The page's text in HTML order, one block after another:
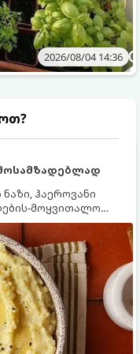
2026/08/04 14:36
ჰაეროვანი
მოყვითალო
მაგრამ
უნდა
გამოვიდეს.